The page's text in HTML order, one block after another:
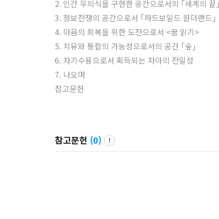
2. 인간 무의식을 구현한 공간으로서의 ｢세계의 끝｣
3. 정보전쟁의 공간으로서 ｢하드보일드 원더랜드｣
4. 마음의 회복을 위한 도전으로서 <꿈 읽기>
5. 치유와 통합의 가능성으로서의 공간 ｢숲｣
6. 자기수용으로서 획득되는 자아의 전일성
7. 나오며
참고문헌
참고문헌 (0)